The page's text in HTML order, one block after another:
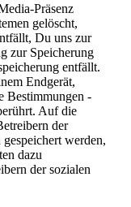
Präsenz
gelöscht,
Du uns zur
zur Speicherung
entfällt.
Endgerät,
Bestimmungen -
Auf die
der
werden,
dazu
der sozialen